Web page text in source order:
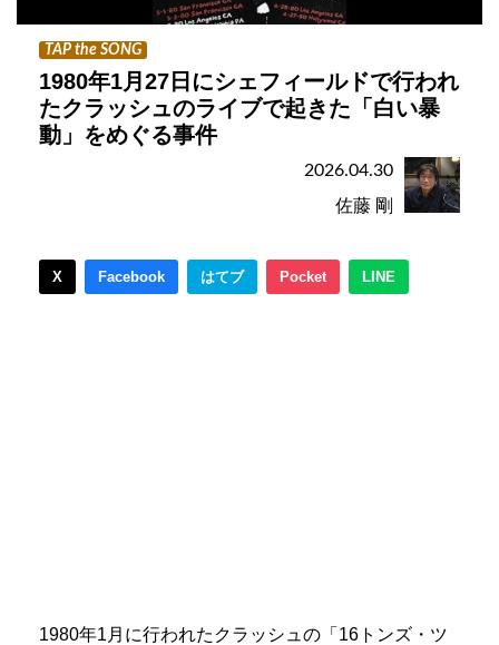
TAP the SONG
1980年1月27日にシェフィールドで行われ
たクラッシュのライブで起きた「白い暴
動」をめぐる事件
2026.04.30
佐藤 剛
X Facebook はてブ Pocket LINE
1980年1月に行われたクラッシュの「16トンズ・ツ